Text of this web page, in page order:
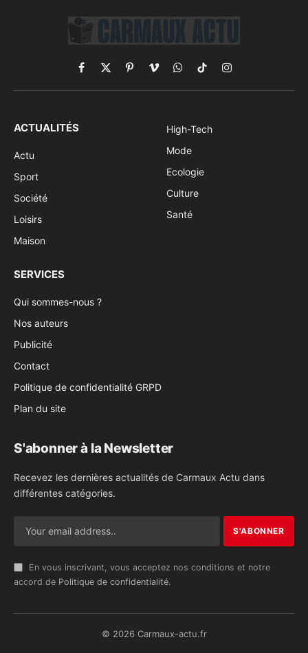
Facebook
X
(Twitter)
PinterestVimeoWhatsApp
TikTokInstagram
ACTUALITÉS
Actu
Sport
Société
Loisirs
Maison
High-Tech
Mode
Ecologie
Culture
Santé
SERVICES
Qui sommes-nous ?
Nos auteurs
Publicité
Contact
Politique de confidentialité GRPD
Plan du site
S'abonner à la Newsletter
Recevez les dernières actualités de Carmaux Actu dans
différentes catégories.
En vous inscrivant, vous acceptez nos conditions et notre
accord de Politique de confidentialité.
© 2026 Carmaux-actu.fr